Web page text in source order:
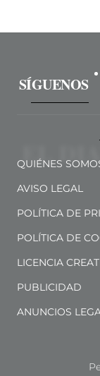
SÍGUENOS
QUIÉNES
AVISO LEGAL
POLÍTICA DE
POLÍTICA DE
LICENCIA
PUBLICIDAD
ANUNCIOS